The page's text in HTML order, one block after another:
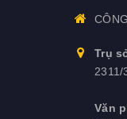
Trụ
2311/
Văn